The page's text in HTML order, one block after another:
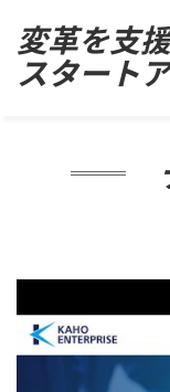
content
変革を支
スタート